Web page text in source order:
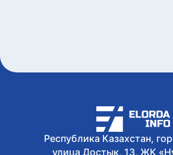
Призыв Абая к
особое значение для
Каналимов
Республика Казахстан,
улица Достык, 13, ЖК